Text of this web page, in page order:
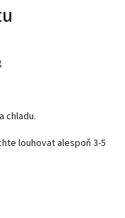
chladu.
louhovat alespoň 3-5